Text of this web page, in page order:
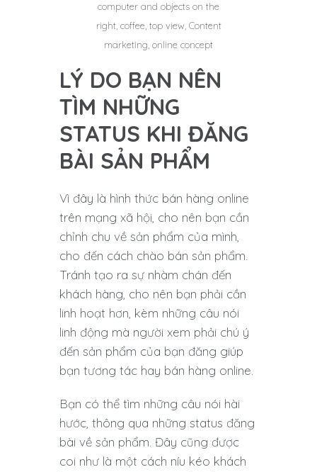
computer and objects on the
right, coffee, top view, Content
marketing, online concept
LÝ DO BẠN NÊN
TÌM NHỮNG
STATUS KHI ĐĂNG
BÀI SẢN PHẨM
Vì đây là hình thức bán hàng online
trên mạng xã hội, cho nên bạn cần
chỉnh chu về sản phẩm của mình,
cho đến cách chào bán sản phẩm.
Tránh tạo ra sự nhàm chán đến
khách hàng, cho nên bạn phải cần
linh hoạt hơn, kèm những câu nói
linh động mà người xem phải chú ý
đến sản phẩm của bạn đăng giúp
bạn tương tác hay bán hàng online.
Bạn có thể tìm những câu nói hài
hước, thông qua những status đăng
bài về sản phẩm. Đây cũng được
coi như là một cách níu kéo khách